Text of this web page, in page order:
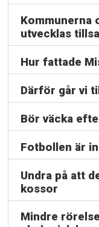
Kommunerna
utvecklas
Hur fattade
Därför går vi
Bör väcka
Fotbollen är
Undra på att
kossor
Mindre